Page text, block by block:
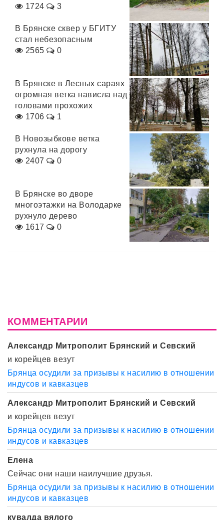
1724
3
В Брянске сквер у БГИТУ
стал небезопасным
2565
0
В Брянске в Лесных сараях
огромная ветка нависла над
головами прохожих
1706
1
В Новозыбкове ветка
рухнула на дорогу
2407
0
В Брянске во дворе
многоэтажки на Володарке
рухнуло дерево
1617
0
КОММЕНТАРИИ
Александр Митрополит Брянский и Севский
и корейцев везут
Брянца осудили за призывы к насилию в отношении
индусов и кавказцев
Александр Митрополит Брянский и Севский
и корейцев везут
Брянца осудили за призывы к насилию в отношении
индусов и кавказцев
Елена
Сейчас они наши наилучшие друзья.
Брянца осудили за призывы к насилию в отношении
индусов и кавказцев
кувалда вялого